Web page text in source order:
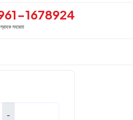
1678924
সহায়তা
-